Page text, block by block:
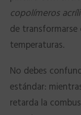
copolímeros
de transformarse
temperaturas.
No debes
estándar:
retarda la